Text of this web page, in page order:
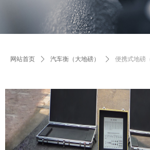
网站首页 ꄲ 汽车衡（大地磅） ꄲ 便携式地磅